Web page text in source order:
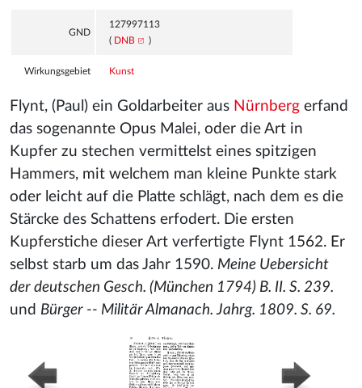
GND
127997113
( DNB )
Wirkungsgebiet Kunst
Flynt, (Paul) ein Goldarbeiter aus Nürnberg erfand
das sogenannte Opus Malei, oder die Art in
Kupfer zu stechen vermittelst eines spitzigen
Hammers, mit welchem man kleine Punkte stark
oder leicht auf die Platte schlägt, nach dem es die
Stärcke des Schattens erfodert. Die ersten
Kupferstiche dieser Art verfertigte Flynt 1562. Er
selbst starb um das Jahr 1590. Meine Uebersicht
der deutschen Gesch. (München 1794) B. II. S. 239.
und Bürger -- Militär Almanach. Jahrg. 1809. S. 69.